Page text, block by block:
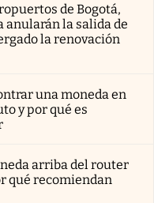
de Bogotá,
la salida de
la renovación
una moneda en
y por qué es
arriba del router
qué recomiendan